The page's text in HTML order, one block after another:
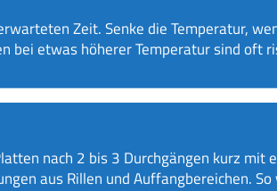
Zeit. Senke die Temperatur,
bei etwas höherer Temperatur sind oft
nach 2 bis 3 Durchgängen kurz mit
aus Rillen und Auffangbereichen.